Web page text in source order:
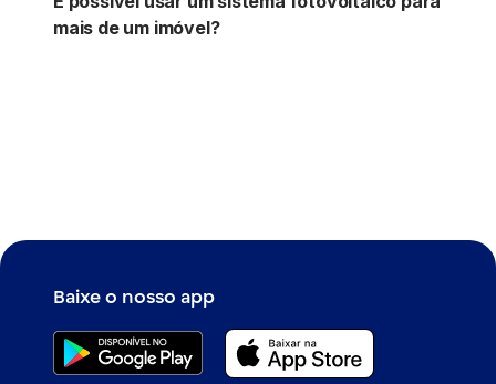
mais de um imóvel?
Baixe o nosso app